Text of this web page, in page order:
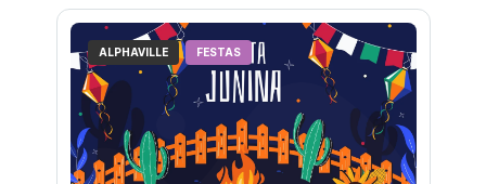
ALPHAVILLE FESTAS